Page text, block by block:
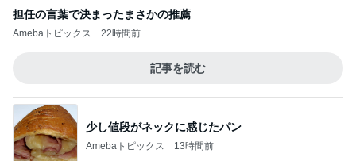
担任の言葉で決まったまさかの推薦
Amebaトピックス 22時間前
記事を読む
少し値段がネックに感じたパン
Amebaトピックス 13時間前